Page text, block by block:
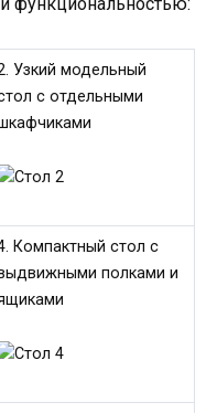
Узкий модельный
с отдельными
Компактный стол с
полками и